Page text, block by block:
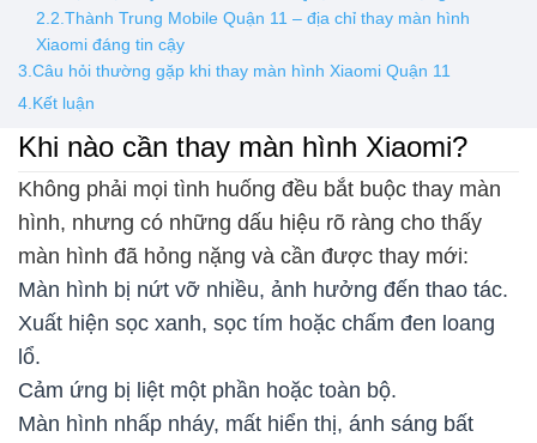
Vỏ Huawei
2.2.Thành Trung Mobile Quận 11 – địa chỉ thay màn hình
Xiaomi đáng tin cậy
3.Câu hỏi thường gặp khi thay màn hình Xiaomi Quận 11
4.Kết luận
Khi nào cần thay màn hình Xiaomi?
Không phải mọi tình huống đều bắt buộc thay màn
hình, nhưng có những dấu hiệu rõ ràng cho thấy
màn hình đã hỏng nặng và cần được thay mới:
Màn hình bị nứt vỡ nhiều, ảnh hưởng đến thao tác.
Xuất hiện sọc xanh, sọc tím hoặc chấm đen loang
lổ.
Cảm ứng bị liệt một phần hoặc toàn bộ.
Màn hình nhấp nháy, mất hiển thị, ánh sáng bất